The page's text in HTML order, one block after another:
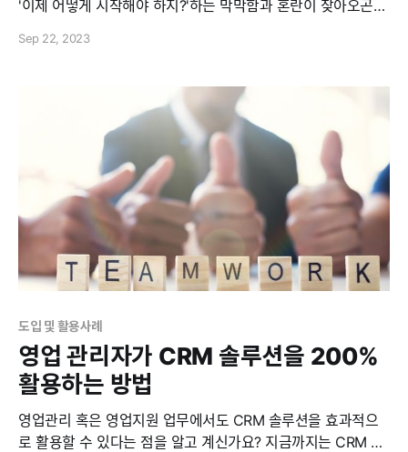
'이제 어떻게 시작해야 하지?'하는 막막함과 혼란이 찾아오곤
로 '초기 설정'입니다. 초기 설정을 어떻게 진행하느냐에 따라
CRM 사용 초기 단계에서 이 과정은 매우
Sep 22, 2023
도입 및 활용사례
영업 관리자가 CRM 솔루션을 200%
활용하는 방법
영업관리 혹은 영업지원 업무에서도 CRM 솔루션을 효과적으
로 활용할 수 있다는 점을 알고 계신가요? 지금까지는 CRM 솔